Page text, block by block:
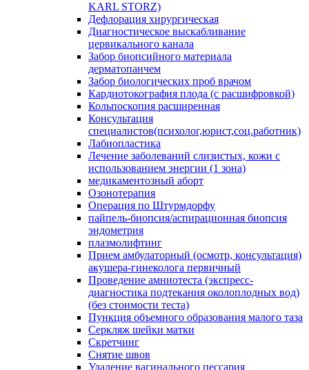
KARL STORZ)
Дефлорация хирургическая
Диагностическое выскабливание
цервикального канала
Забор биопсийного материала
дерматопанчем
Забор биологических проб врачом
Кардиотокография плода (с расшифровкой)
Кольпоскопия расширенная
Консультация
специалистов(психолог,юрист,соц.работник)
Лабиопластика
Лечение заболеваний слизистых, кожи с
использованием энергии (1 зона)
медикаментозный аборт
Озонотерапия
Операция по Штурмдорфу
пайпель-биопсия/аспирационная биопсия
эндометрия
плазмолифтинг
Прием амбулаторный (осмотр, консультация)
акушера-гинеколога первичный
Проведение амниотеста (экспресс-
диагностика подтекания околоплодных вод)
(без стоимости теста)
Пункция объемного образования малого таза
Серкляж шейки матки
Скретчинг
Снятие швов
Удаление вагинального пессария